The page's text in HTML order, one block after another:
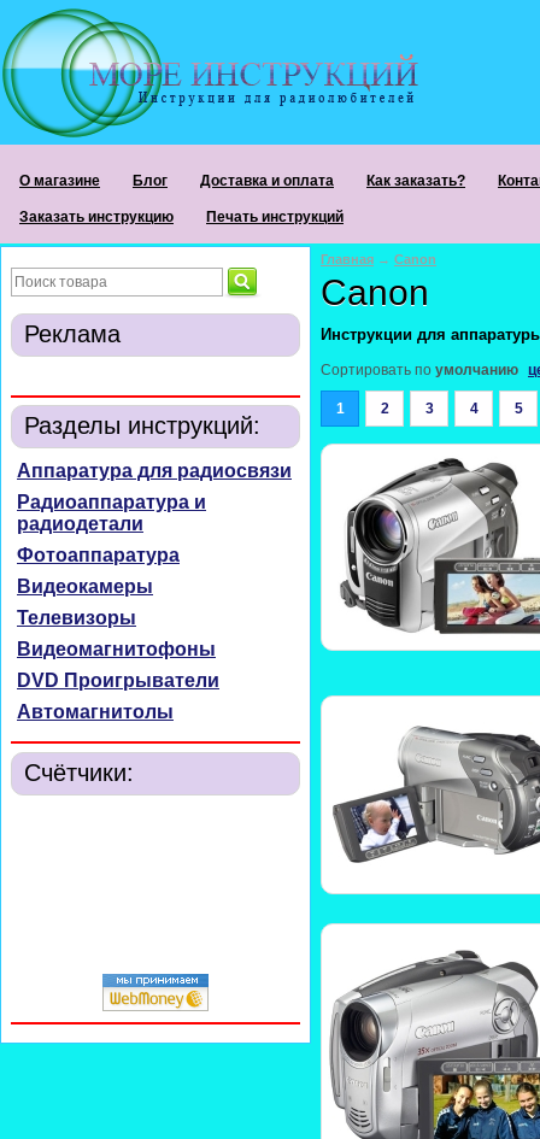
О магазине Блог Доставка и оплата Как заказать?
Заказать инструкцию Печать инструкций
Реклама
Разделы инструкций:
Аппаратура для радиосвязи
Радиоаппаратура и
радиодетали
Фотоаппаратура
Видеокамеры
Телевизоры
Видеомагнитофоны
DVD Проигрыватели
Автомагнитолы
Счётчики:
Главная → Canon
Canon
Инструкции для
Сортировать по умолчанию
1 2 3 4 5